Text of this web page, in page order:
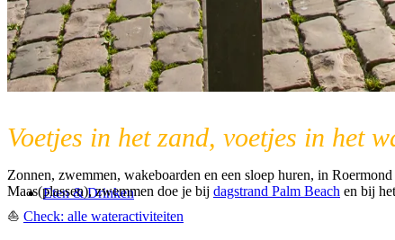
Eten & Drinken
Voetjes in het zand, voetjes in het
Zonnen, zwemmen, wakeboarden en een sloep huren, in
Maas(plassen), zwemmen doe je bij dagstrand Palm Beach en bij het
⛵ Check: alle wateractiviteiten